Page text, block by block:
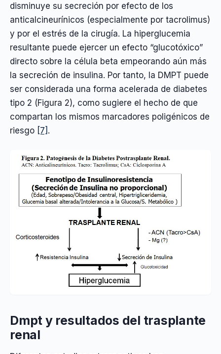
disminuye su secreción por efecto de los
anticalcineurínicos (especialmente por tacrolimus)
y por el estrés de la cirugía. La hiperglucemia
resultante puede ejercer un efecto “glucotóxico”
directo sobre la célula beta empeorando aún más
la secreción de insulina. Por tanto, la DMPT puede
ser considerada una forma acelerada de diabetes
tipo 2 (Figura 2), como sugiere el hecho de que
compartan los mismos marcadores poligénicos de
riesgo [7] .
Dmpt y resultados del trasplante
renal